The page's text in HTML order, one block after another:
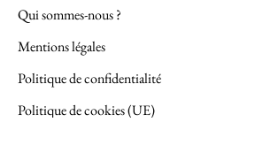
Qui sommes-nous ?
Mentions légales
Politique de confidentialité
Politique de cookies (UE)